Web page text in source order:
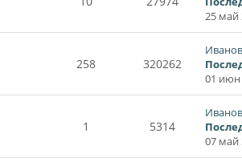
25 май
258 320262
01 июн
1 5314
07 май